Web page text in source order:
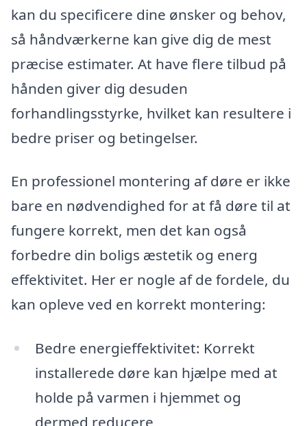
kan du specificere dine ønsker og behov,
så håndværkerne kan give dig de mest
præcise estimater. At have flere tilbud på
hånden giver dig desuden
forhandlingsstyrke, hvilket kan resultere i
bedre priser og betingelser.
En professionel montering af døre er ikke
bare en nødvendighed for at få døre til at
fungere korrekt, men det kan også
forbedre din boligs æstetik og energ
effektivitet. Her er nogle af de fordele, du
kan opleve ved en korrekt montering:
Bedre energieffektivitet: Korrekt
installerede døre kan hjælpe med at
holde på varmen i hjemmet og
dermed reducere